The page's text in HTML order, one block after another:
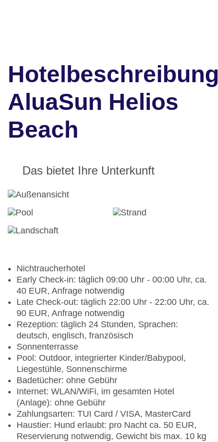
AluaSun Helios
Beach
Das bietet Ihre Unterkunft
Nichtraucherhotel
Early Check-in: täglich 09:00 Uhr - 00:00 Uhr, ca.
40 EUR, Anfrage notwendig
Late Check-out: täglich 22:00 Uhr - 22:00 Uhr, ca.
90 EUR, Anfrage notwendig
Rezeption: täglich 24 Stunden, Sprachen:
deutsch, englisch, französisch
Sonnenterrasse
Pool: Outdoor, integrierter Kinder/Babypool,
Liegestühle, Sonnenschirme
Badetücher: ohne Gebühr
Internet: WLAN/WiFi, im gesamten Hotel
(Anlage): ohne Gebühr
Zahlungsarten: TUI Card / VISA, MasterCard
Haustier: Hund erlaubt: pro Nacht ca. 50 EUR,
Reservierung notwendig, Gewicht bis max. 10 kg